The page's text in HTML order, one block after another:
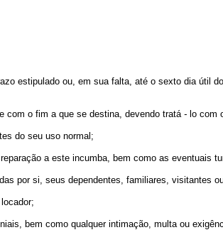
estipulado ou, em sua falta, até o sexto dia útil
com o fim a que se destina, devendo tratá - lo com
do seu uso normal;
a este incumba, bem como as eventuais
por si, seus dependentes, familiares, visitantes
bem como qualquer intimação, multa ou